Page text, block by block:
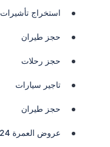
استخراج تأشيرات
حجز طيران
حجز رحلات
تاجير سيارات
حجز طيران
عروض العمرة 2024